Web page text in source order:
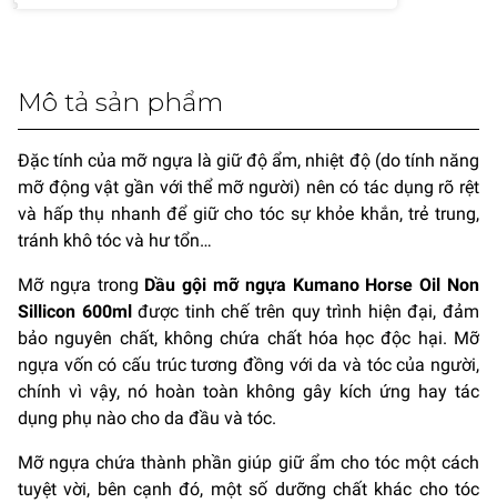
Mô tả sản phẩm
Đặc tính của mỡ ngựa là giữ độ ẩm, nhiệt độ (do tính năng
mỡ động vật gần với thể mỡ người) nên có tác dụng rõ rệt
và hấp thụ nhanh để giữ cho tóc sự khỏe khắn, trẻ trung,
tránh khô tóc và hư tổn…
Mỡ ngựa trong Dầu gội mỡ ngựa Kumano Horse Oil Non
Sillicon 600mlđược tinh chế trên quy trình hiện đại, đảm
bảo nguyên chất, không chứa chất hóa học độc hại. Mỡ
ngựa vốn có cấu trúc tương đồng với da và tóc của người,
chính vì vậy, nó hoàn toàn không gây kích ứng hay tác
dụng phụ nào cho da đầu và tóc.
Mỡ ngựa chứa thành phần giúp giữ ẩm cho tóc một cách
tuyệt vời, bên cạnh đó, một số dưỡng chất khác cho tóc